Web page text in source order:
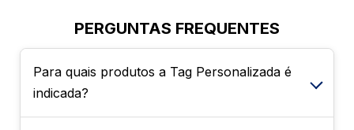
PERGUNTAS FREQUENTES
Para quais produtos a Tag Personalizada é
indicada?